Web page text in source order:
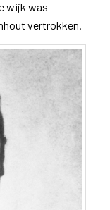
wijk was
vertrokken.